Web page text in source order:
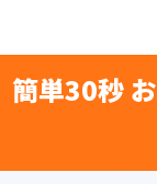
簡単30秒